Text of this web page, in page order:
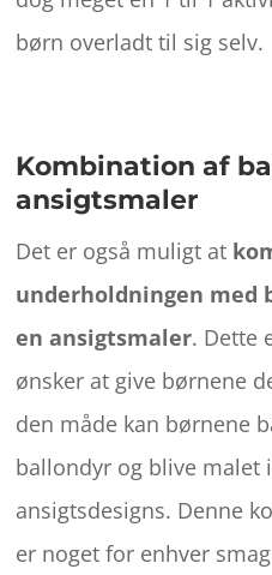
børn overladt til sig selv.
Kombination af
ansigtsmaler
Det er også muligt at
underholdningen med
en ansigtsmaler. Dette
ønsker at give børnene
den måde kan børnene
ballondyr og blive malet
ansigtsdesigns. Denne
er noget for enhver